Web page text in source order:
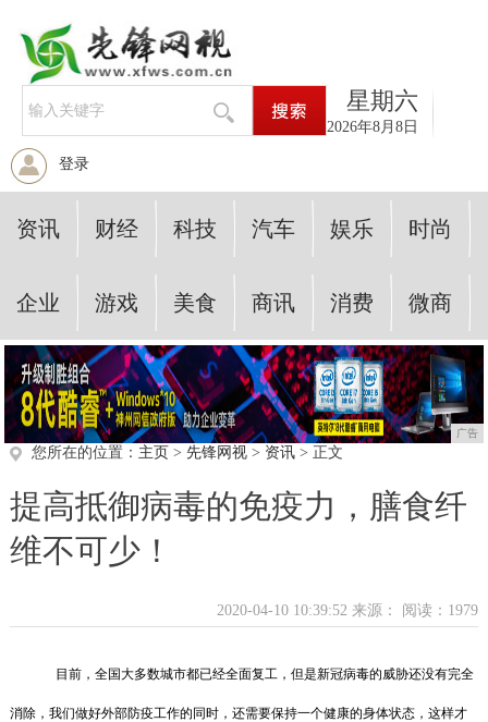
星期六
2026年8月8日
登录
资讯 财经 科技 汽车 娱乐 时尚
企业 游戏 美食 商讯 消费 微商
广告
您所在的位置： 主页 > 先锋网视> 资讯> 正文
提高抵御病毒的免疫力，膳食纤
维不可少！
2020-04-10 10:39:52 来源： 阅读：1979
目前，全国大多数城市都已经全面复工，但是新冠病毒的威胁还没有完全
消除，我们做好外部防疫工作的同时，还需要保持一个健康的身体状态，这样才